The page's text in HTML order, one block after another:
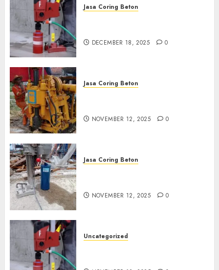
Jasa Coring Beton
DECEMBER 18, 2025 0
Jasa Coring Beton
NOVEMBER 12, 2025 0
Jasa Coring Beton
NOVEMBER 12, 2025 0
Uncategorized